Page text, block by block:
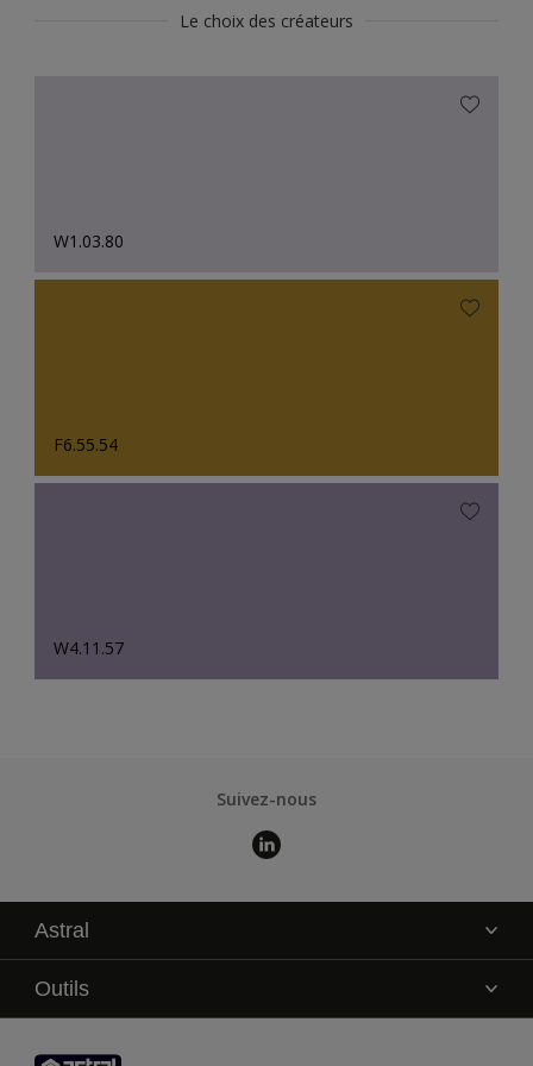
Le choix des créateurs
W1.03.80
F6.55.54
W4.11.57
Suivez-nous
Astral
La marque
Service technique
Contact
Outils